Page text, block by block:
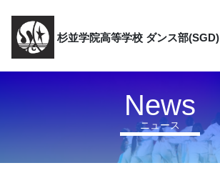
杉並学院高等学校 ダンス部(SGD)
ニュース
News